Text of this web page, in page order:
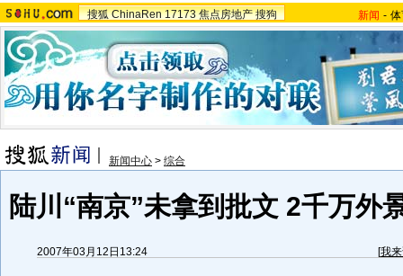
搜狐 ChinaRen 17173 焦点房地产 搜狗 新闻 -
新闻中心 > 综合
陆川“南京”未拿到批文 2千万外
2007年03月12日13:24 [我